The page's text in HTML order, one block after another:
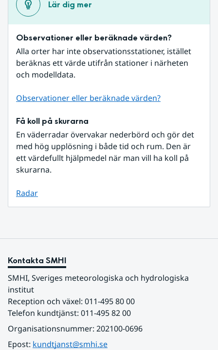
Lär dig mer
Observationer eller beräknade värden?
Alla orter har inte observationsstationer, istället
beräknas ett värde utifrån stationer i närheten
och modelldata.
Observationer eller beräknade värden?
Få koll på skurarna
En väderradar övervakar nederbörd och gör det
med hög upplösning i både tid och rum. Den är
ett värdefullt hjälpmedel när man vill ha koll på
skurarna.
Radar
Kontakta SMHI
SMHI, Sveriges meteorologiska och hydrologiska
institut
Reception och växel: 011-495 80 00
Telefon kundtjänst: 011-495 82 00
Organisationsnummer: 202100-0696
Epost: kundtjanst@smhi.se